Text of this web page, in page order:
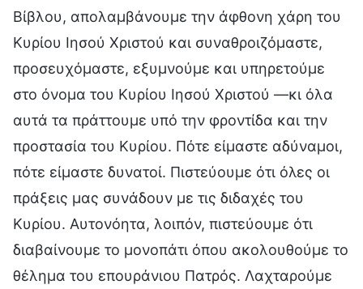
Βίβλου, απολαμβάνουμε την άφθονη χάρη του
Κυρίου Ιησού Χριστού και συναθροιζόμαστε,
προσευχόμαστε, εξυμνούμε και υπηρετούμε
στο όνομα του Κυρίου Ιησού Χριστού —κι όλα
αυτά τα πράττουμε υπό την φροντίδα και την
προστασία του Κυρίου. Πότε είμαστε αδύναμοι,
πότε είμαστε δυνατοί. Πιστεύουμε ότι όλες οι
πράξεις μας συνάδουν με τις διδαχές του
Κυρίου. Αυτονόητα, λοιπόν, πιστεύουμε ότι
διαβαίνουμε το μονοπάτι όπου ακολουθούμε το
θέλημα του επουράνιου Πατρός. Λαχταρούμε